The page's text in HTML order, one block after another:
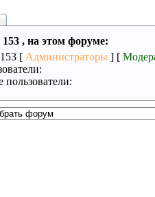
, на этом форуме:
[ Администраторы ] [
пользователи: